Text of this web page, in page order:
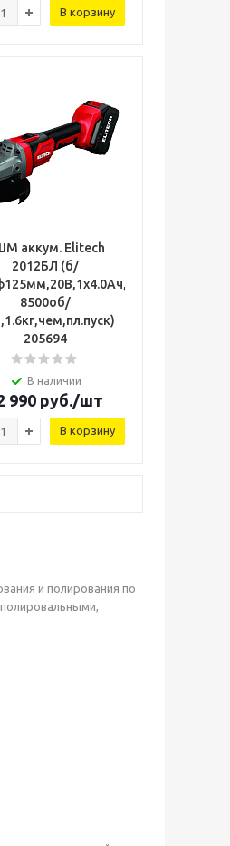
В корзину
аккум. Elitech
2012БЛ (б/
8500об/
205694
В наличии
990руб./шт
В корзину
и полирования по